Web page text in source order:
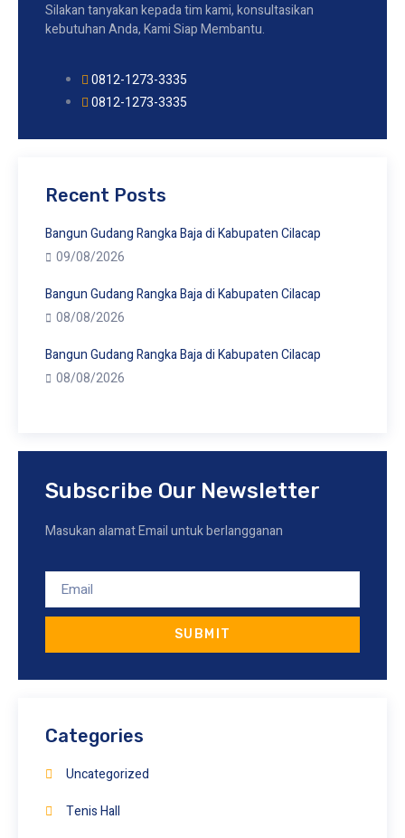
Silakan tanyakan kepada tim kami, konsultasikan
kebutuhan Anda, Kami Siap Membantu.
0812-1273-3335
0812-1273-3335
Recent Posts
Bangun Gudang Rangka Baja di Kabupaten Cilacap
09/08/2026
Bangun Gudang Rangka Baja di Kabupaten Cilacap
08/08/2026
Bangun Gudang Rangka Baja di Kabupaten Cilacap
08/08/2026
Subscribe Our Newsletter
Masukan alamat Email untuk berlangganan
SUBMIT
Categories
Uncategorized
Tenis Hall